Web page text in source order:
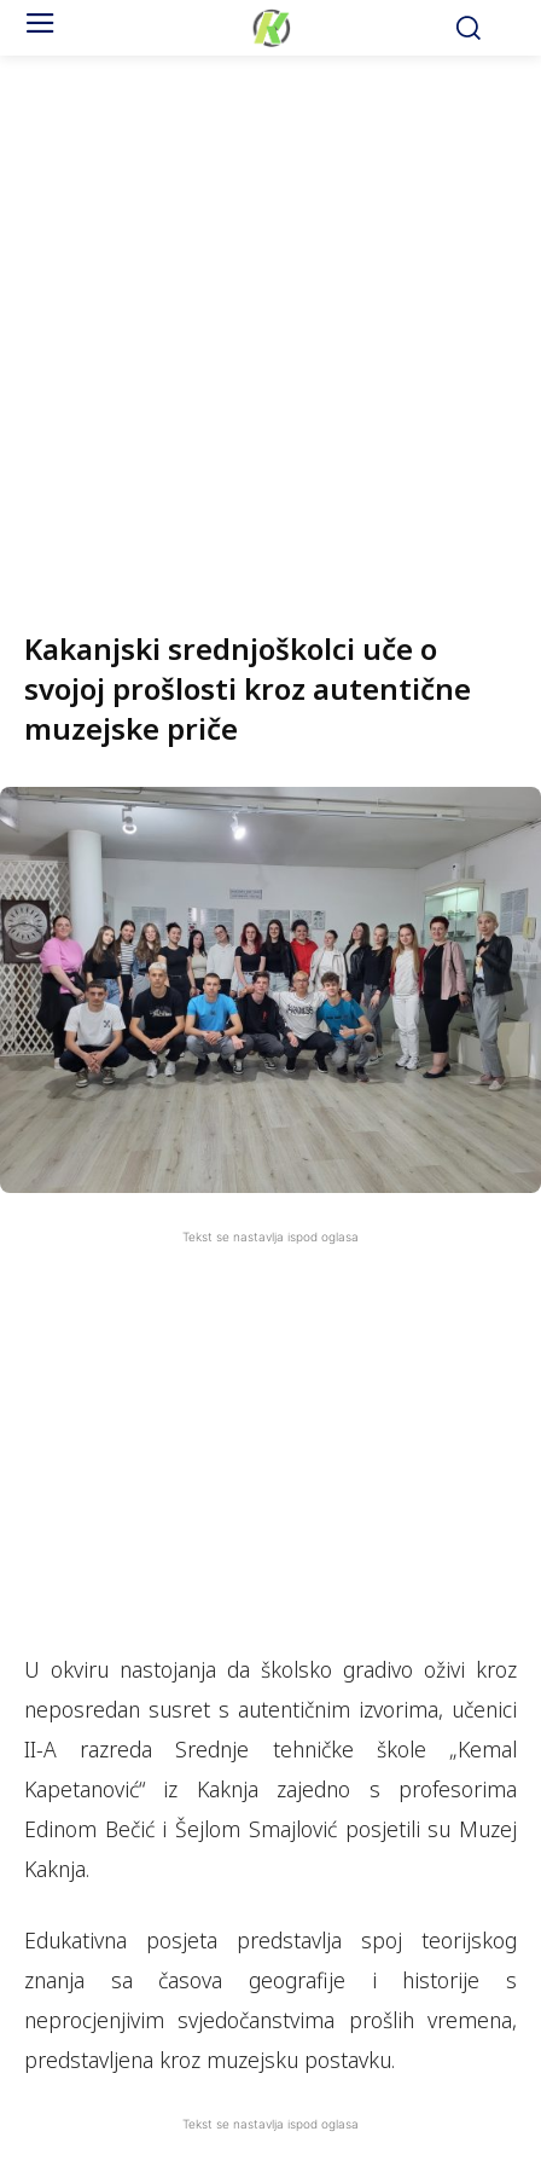
Kakanjski srednjoškolci uče o
svojoj prošlosti kroz autentične
muzejske priče
Tekst se nastavlja ispod oglasa
U okviru nastojanja da školsko gradivo oživi kroz
neposredan susret s autentičnim izvorima, učenici
II-A razreda Srednje tehničke škole „Kemal
Kapetanović“ iz Kaknja zajedno s profesorima
Edinom Bečić i Šejlom Smajlović posjetili su Muzej
Kaknja.
Edukativna posjeta predstavlja spoj teorijskog
znanja sa časova geografije i historije s
neprocjenjivim svjedočanstvima prošlih vremena,
predstavljena kroz muzejsku postavku.
Tekst se nastavlja ispod oglasa